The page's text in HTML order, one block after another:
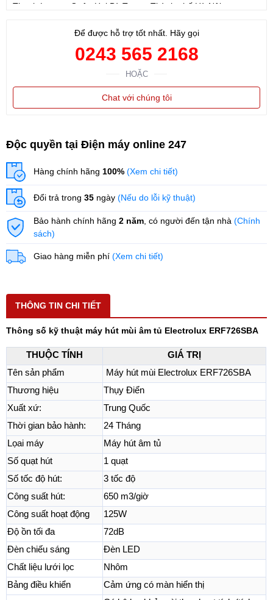
Thanh Lương, Quận Hai Bà Trưng, Thành phố Hà Nội
Để được hỗ trợ tốt nhất. Hãy gọi
0243 565 2168
HOẶC
Chat với chúng tôi
Độc quyền tại Điện máy online 247
Hàng chính hãng 100% (Xem chi tiết)
Đổi trả trong 35 ngày (Nếu do lỗi kỹ thuật)
Bảo hành chính hãng 2 năm , có người đến tận nhà (Chính
sách)
Giao hàng miễn phí (Xem chi tiết)
THÔNG TIN CHI TIẾT
Thông số kỹ thuật máy hút mùi âm tủ Electrolux ERF726SBA
THUỘC TÍNH
GIÁ TRỊ
Tên sản phẩm
Máy hút mùi Electrolux ERF726SBA
Thương hiệu
Thụy Điển
Xuất xứ:
Trung Quốc
Thời gian bảo hành:
24 Tháng
Lọai máy
Máy hút âm tủ
Số quạt hút
1 quạt
Số tốc độ hút:
3 tốc độ
Công suất hút:
650 m3/giờ
Công suất hoạt động
125W
Độ ồn tối đa
72dB
Đèn chiếu sáng
Đèn LED
Chất liệu lưới lọc
Nhôm
Bảng điều khiển
Cảm ứng có màn hiển thị